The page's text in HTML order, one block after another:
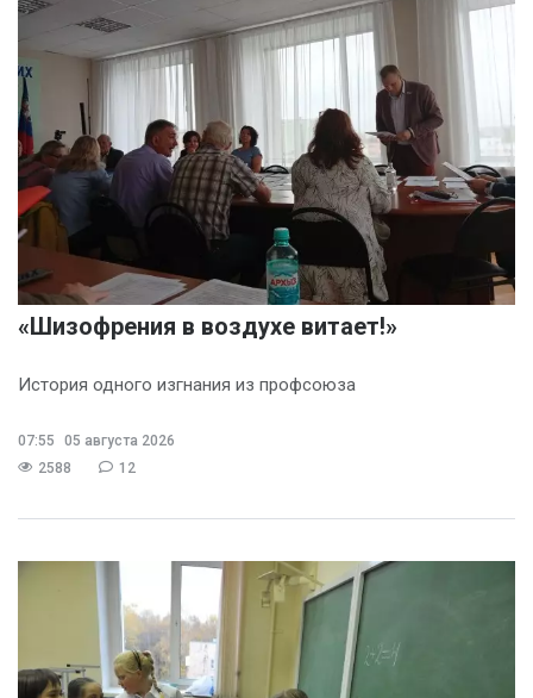
«Шизофрения в воздухе витает!»
История одного изгнания из профсоюза
07:55
05 августа 2026
2588
12